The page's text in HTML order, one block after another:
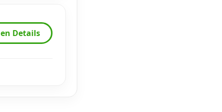
Details